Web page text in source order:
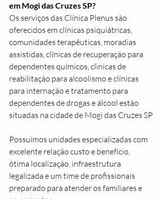
em Mogi das Cruzes SP?
Os serviços das Clínica Plenus são
oferecidos em clínicas psiquiátricas,
comunidades terapêuticas, moradias
assistidas, clínicas de recuperação para
dependentes químicos, clinicas de
reabilitação para alcoolismo e clínicas
para internação e tratamento para
dependentes de drogas e álcool estão
situadas na cidade de Mogi das Cruzes SP
Possuímos unidades especializadas com
excelente relação custo e benefício,
ótima localização, infraestrutura
legalizada e um time de profissionais
preparado para atender os familiares e